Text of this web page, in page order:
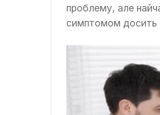
проблему, але
симптомом досить